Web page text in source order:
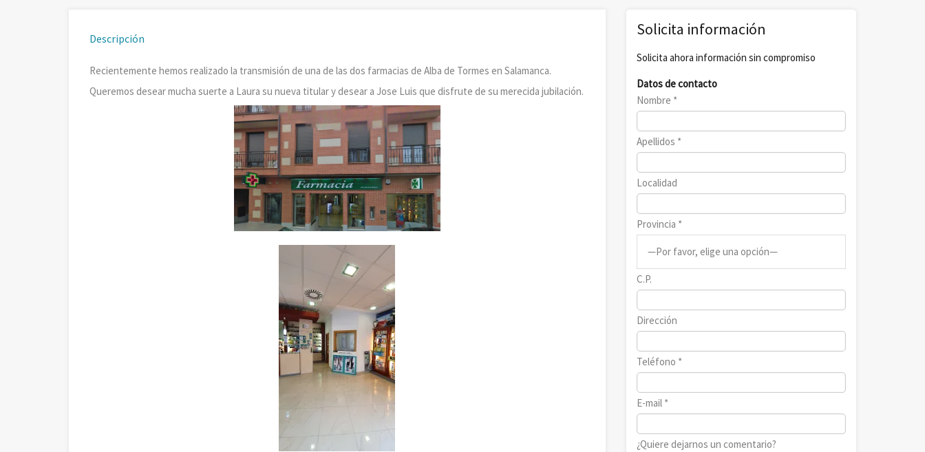
Descripción
Recientemente hemos realizado la transmisión de una de las dos farmacias de Alba de Tormes en Salamanca.
Queremos desear mucha suerte a Laura su nueva titular y desear a Jose Luis que disfrute de su merecida jubilación.
Solicita información
Solicita ahora información sin compromiso
Datos de contacto
Nombre *
Apellidos *
Localidad
Provincia *
C.P.
Dirección
Teléfono *
E-mail *
¿Quiere dejarnos un comentario?